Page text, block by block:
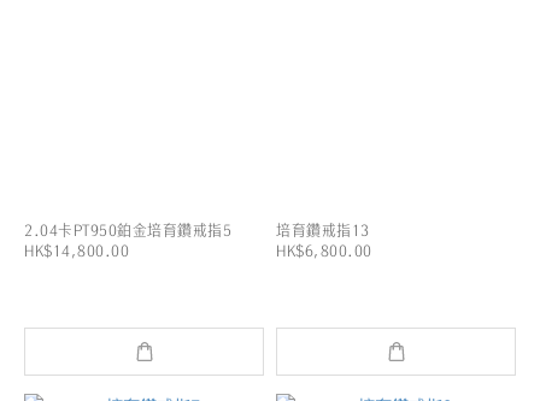
2.04卡PT950鉑金培育鑽戒指5
HK$14,800.00
培育鑽戒指13
HK$6,800.00